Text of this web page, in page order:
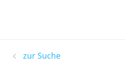
zur Suche